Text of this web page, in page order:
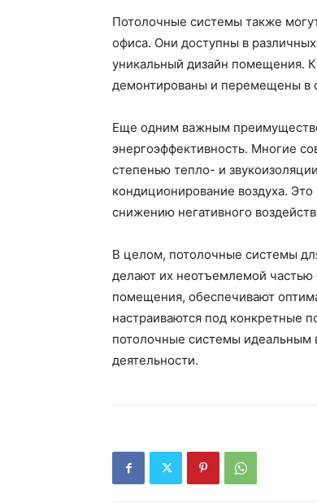
Потолочные системы также
офиса. Они доступны в
уникальный дизайн помещения.
демонтированы и перемещены в
Еще одним важным
энергоэффективность. Многие
степенью тепло- и
кондиционирование воздуха.
снижению негативного
В целом, потолочные системы
делают их неотъемлемой частью
помещения, обеспечивают
настраиваются под конкретные
потолочные системы
деятельности.